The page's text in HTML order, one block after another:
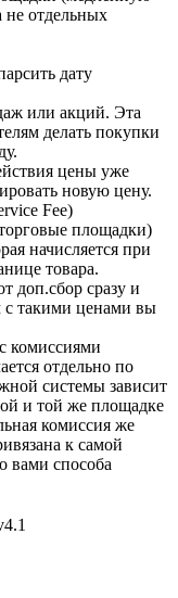
не отдельных
дату
или акций. Эта
делать покупки
цены уже
новую цену.
Fee)
площадки)
начисляется при
товара.
доп.сбор сразу и
с такими ценами вы
комиссиями
отдельно по
системы зависит
и той же площадке
комиссия же
к самой
вами способа